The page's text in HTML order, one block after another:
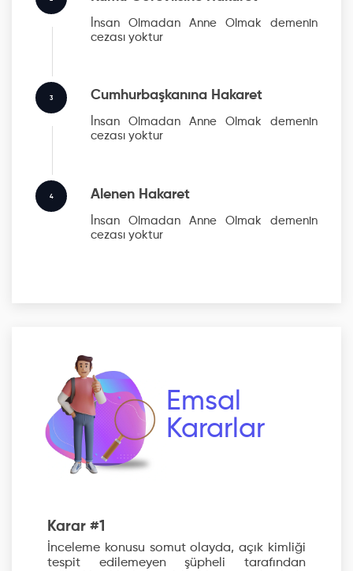
İnsan Olmadan Anne Olmak demenin
cezası yoktur
3 Cumhurbaşkanına Hakaret
İnsan Olmadan Anne Olmak demenin
cezası yoktur
4 Alenen Hakaret
İnsan Olmadan Anne Olmak demenin
cezası yoktur
Emsal
Kararlar
Karar #1
İnceleme konusu somut olayda, açık kimliği
tespit edilemeyen şüpheli tarafından